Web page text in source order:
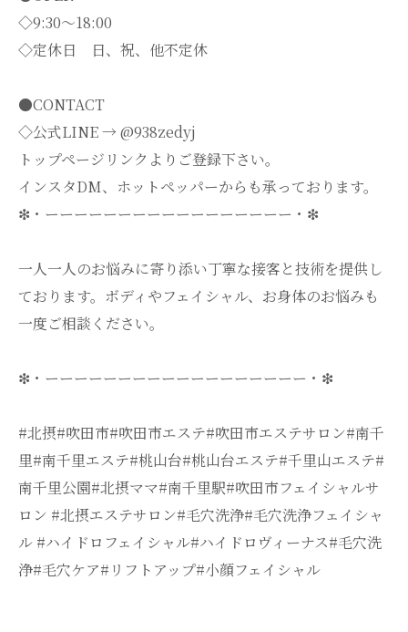
◇9:30～18:00
◇定休日 日、祝、他不定休
●CONTACT
◇公式LINE → @938zedyj
トップページリンクよりご登録下さい。
インスタDM、ホットペッパーからも承っております。
❇・ーーーーーーーーーーーーーーーーー・❇
一人一人のお悩みに寄り添い丁寧な接客と技術を提供し
ております。ボディやフェイシャル、お身体のお悩みも
一度ご相談ください。
❇・ーーーーーーーーーーーーーーーーーー・❇
#北摂#吹田市#吹田市エステ#吹田市エステサロン#南千
里#南千里エステ#桃山台#桃山台エステ#千里山エステ#
南千里公園#北摂ママ#南千里駅#吹田市フェイシャルサ
ロン #北摂エステサロン#毛穴洗浄#毛穴洗浄フェイシャ
ル #ハイドロフェイシャル#ハイドロヴィーナス#毛穴洗
浄#毛穴ケア#リフトアップ#小顔フェイシャル